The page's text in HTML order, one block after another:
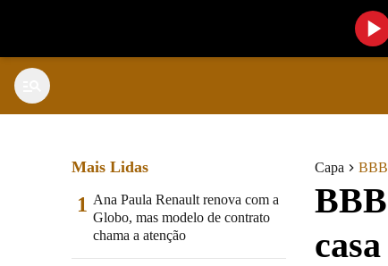
Capa BBB
Mais Lidas
1 Ana Paula Renault renova com a
Globo, mas modelo de contrato
chama a atenção